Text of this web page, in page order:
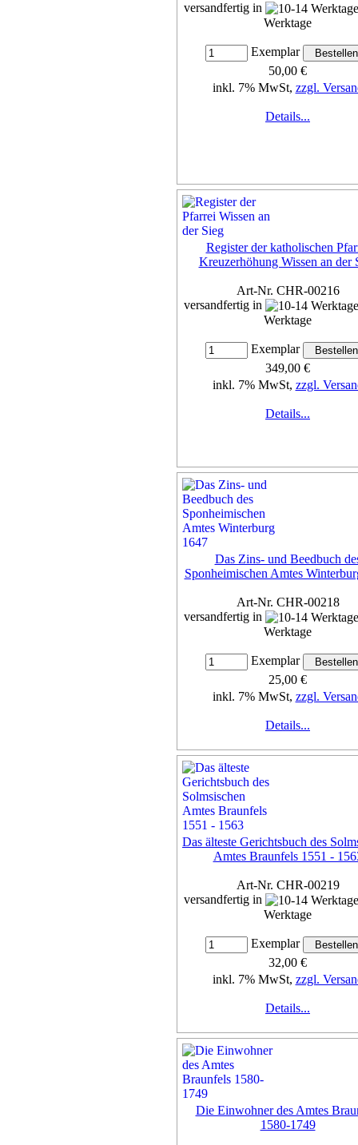
versandfertig in
Werktage
Exemplar
50,00 €
inkl. 7% MwSt, zzgl.
Details...
Register der katholischen
Kreuzerhöhung Wissen an der
Art-Nr. CHR-00216
versandfertig in
Werktage
Exemplar
349,00 €
inkl. 7% MwSt, zzgl.
Details...
Das Zins- und Beedbuch
Sponheimischen Amtes
Art-Nr. CHR-00218
versandfertig in
Werktage
Exemplar
25,00 €
inkl. 7% MwSt, zzgl.
Details...
Das älteste Gerichtsbuch des
Amtes Braunfels 1551 -
Art-Nr. CHR-00219
versandfertig in
Werktage
Exemplar
32,00 €
inkl. 7% MwSt, zzgl.
Details...
Die Einwohner des Amtes
1580-1749